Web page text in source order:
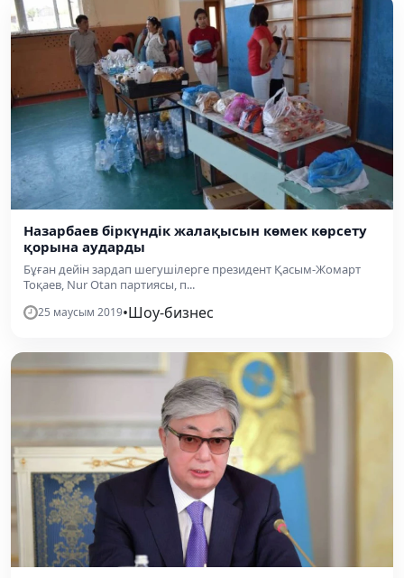
Назарбаев біркүндік жалақысын көмек көрсету
қорына аударды
Бұған дейін зардап шегушілерге президент Қасым-Жомарт
Тоқаев, Nur Otan партиясы, п...
25 маусым 2019•Шоу-бизнес